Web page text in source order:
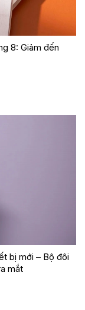
8: Giảm đến
bị mới – Bộ đôi
mắt